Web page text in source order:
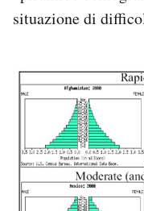
situazione di